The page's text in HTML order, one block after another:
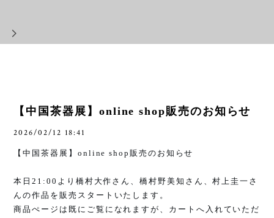
【中国茶器展】online shop販売のお知らせ
2026/02/12 18:41
【中国茶器展】 online shop 販売のお知らせ
本日21:00 より橋村大作さん、橋村野美知さん、村上圭一さ
んの作品を販売スタートいたします。
商品ぺージは既にご覧になれますが、カートへ入れていただ